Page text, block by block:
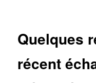
Quelques
récent